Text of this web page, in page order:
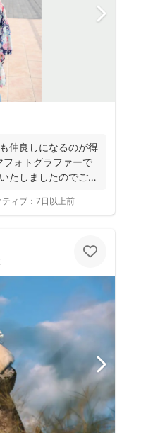
仲良しになるのが得
ォトグラファーで
たしましたのでご案
ィブ： 7日以上前